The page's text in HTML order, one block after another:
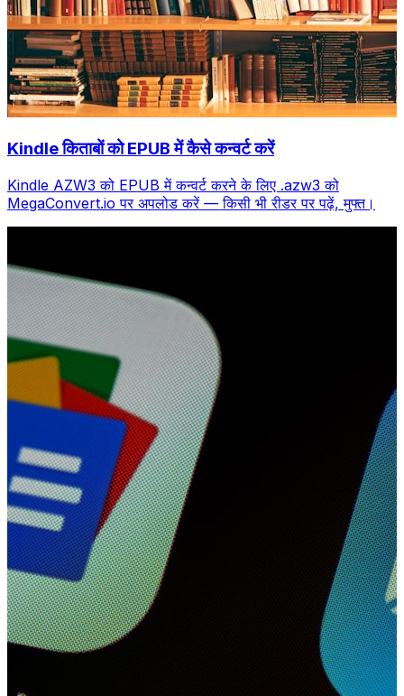
Kindle किताबों को EPUB में कैसे कन्वर्ट करें
Kindle AZW3 को EPUB में कन्वर्ट करने के लिए .azw3 को
MegaConvert.io पर अपलोड करें — किसी भी रीडर पर पढ़ें, मुफ्त।